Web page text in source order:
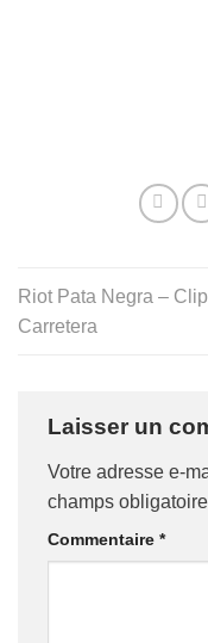
Riot Pata Negra –
Carretera
Laisser un
Votre adresse e-
champs
Commentaire *